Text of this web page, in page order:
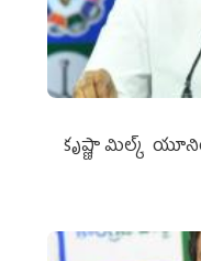
కృష్ణా మిల్క్‌